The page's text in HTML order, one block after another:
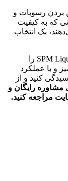
بردن رسوبات و
که به کیفیت
یک انتخاب
محلول شستشوی تجهیزات استیل قهوه‌ساز SPM Liquido را
و با عملکرد
کنید و از
مشاوره رایگان و
مراجعه کنید.